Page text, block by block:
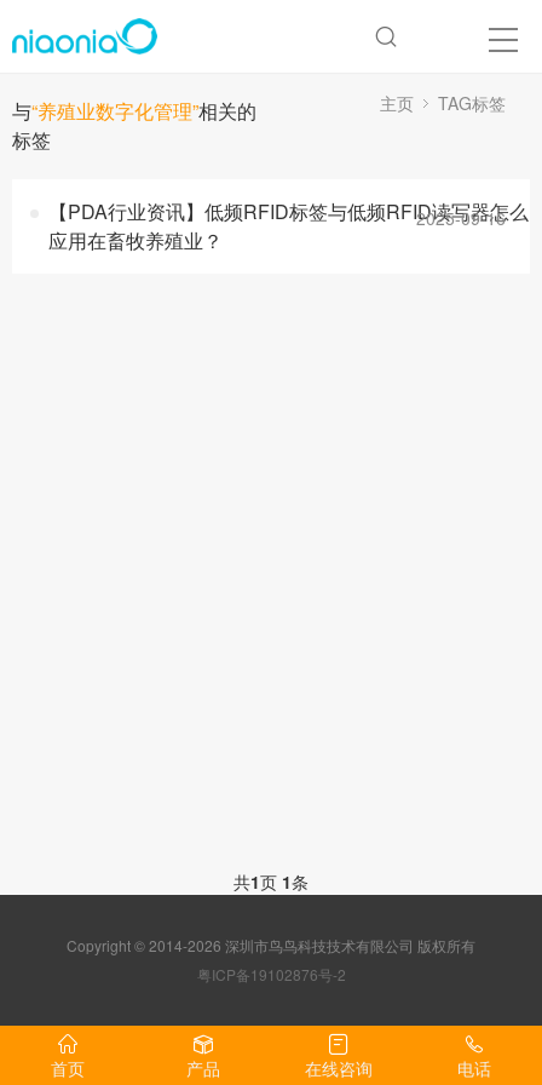
与“养殖业数字化管理”相关的
标签
主页 TAG标签
【PDA行业资讯】低频RFID标签与低频RFID读写器怎么
应用在畜牧养殖业？
2025-09-16
共1页 1条
Copyright © 2014-2026 深圳市鸟鸟科技技术有限公司 版权所有
粤ICP备19102876号-2
首页 产品 在线咨询 电话